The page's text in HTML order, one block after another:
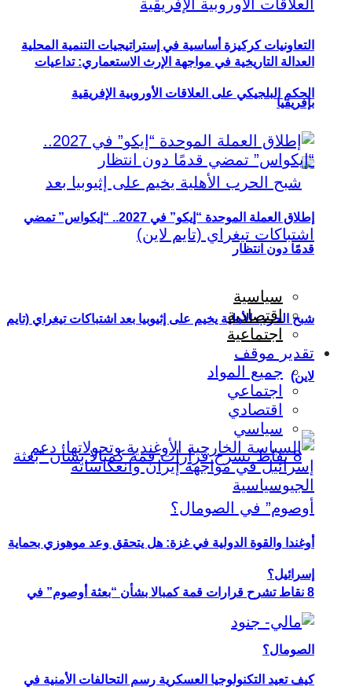
التعاونيات كركيزة أساسية في إستراتيجيات التنمية المحلية
بإفريقيا
شبح الحرب الأهلية يخيم على إثيوبيا بعد اشتباكات تيغراي (تايم
لاين)
8 نقاط تشرح قرارات قمة كمبالا بشأن “بعثة أوصوم” في
الصومال؟
العدالة التاريخية في مواجهة الإرث الاستعماري: تداعيات
الحكم البلجيكي على العلاقات الأوروبية الإفريقية
إطلاق العملة الموحدة “إيكو” في 2027.. “إيكواس” تمضي
قدمًا دون انتظار
سياسية
اقتصادية
اجتماعية
تقدير موقف
جميع المواد
اجتماعي
اقتصادي
سياسي
أوغندا والقوة الدولية في غزة: هل يتحقق وعد موهوزي بحماية
إسرائيل؟
كيف تعيد التكنولوجيا العسكرية رسم التحالفات الأمنية في